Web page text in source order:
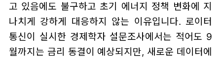
고 있음에도 불구하고 초기 에너지 정책 변화에 지
나치게 강하게 대응하지 않는 이유입니다. 로이터
통신이 실시한 경제학자 설문조사에서는 적어도 9
월까지는 금리 동결이 예상되지만, 새로운 데이터에